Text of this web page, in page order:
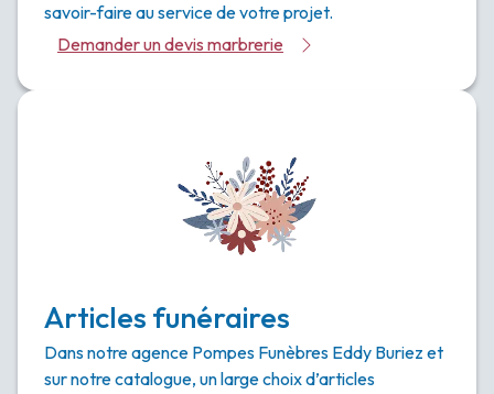
savoir-faire au service de votre projet.
Demander un devis marbrerie
Articles funéraires
Dans notre agence Pompes Funèbres Eddy Buriez et
sur notre catalogue, un large choix d’articles